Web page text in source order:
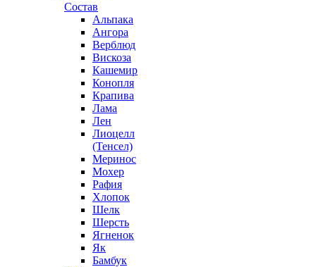
Состав
Альпака
Ангора
Верблюд
Вискоза
Кашемир
Конопля
Крапива
Лама
Лен
Лиоцелл
(Тенсел)
Меринос
Мохер
Рафия
Хлопок
Шелк
Шерсть
Ягненок
Як
Бамбук